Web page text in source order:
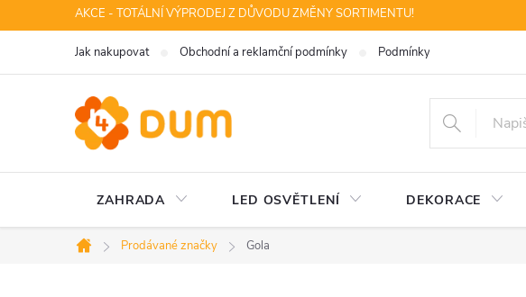
na
AKCE - TOTÁLNÍ VÝPRODEJ Z DŮVODU ZMĚNY SORTIMENTU!
Jak nakupovat Obchodní a reklamční podmínky Podmínky ochrany osobních
ZAHRADA LED OSVĚTLENÍ DEKORACE
Domů
Prodávané značky Gola